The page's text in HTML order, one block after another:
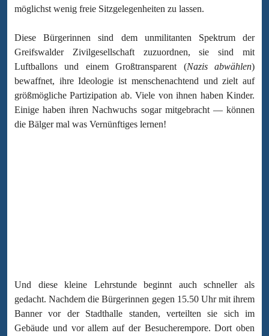
möglichst wenig freie Sitzgelegenheiten zu lassen.
Diese Bürgerinnen sind dem unmilitanten Spektrum der
Greifswalder Zivilgesellschaft zuzuordnen, sie sind mit
Luftballons und einem Großtransparent (Nazis abwählen)
bewaffnet, ihre Ideologie ist menschenachtend und zielt auf
größmögliche Partizipation ab. Viele von ihnen haben Kinder.
Einige haben ihren Nachwuchs sogar mitgebracht — können
die Bälger mal was Vernünftiges lernen!
Und diese kleine Lehrstunde beginnt auch schneller als
gedacht. Nachdem die Bürgerinnen gegen 15.50 Uhr mit ihrem
Banner vor der Stadthalle standen, verteilten sie sich im
Gebäude und vor allem auf der Besucherempore. Dort oben